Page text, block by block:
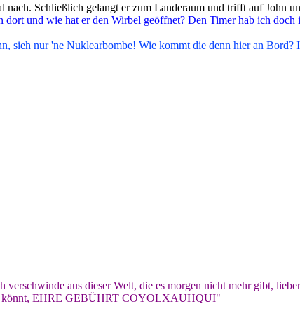
Schließlich gelangt er zum Landeraum und trifft auf John
und wie hat er den Wirbel geöffnet? Den Timer hab ich doch
sieh nur 'ne Nuklearbombe! Wie kommt die denn hier an Bord?
aus dieser Welt, die es morgen nicht mehr gibt,
könnt, EHRE GEBÜHRT COYOLXAUHQUI"